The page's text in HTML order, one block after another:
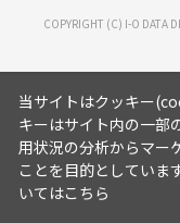
COPYRIGHT (C) I-O DATA
当サイトはクッキー
キーはサイト内の一部
用状況の分析からマー
ことを目的としています
いてはこちら